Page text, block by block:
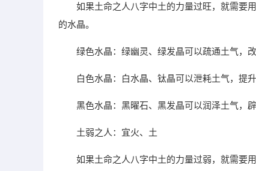
如果土命之人八字中土的力量过旺，就需要
的水晶。
绿色水晶：绿幽灵、绿发晶可以疏通土气，
白色水晶：白水晶、钛晶可以泄耗土气，提
黑色水晶：黑曜石、黑发晶可以润泽土气，
土弱之人：宜火、土
如果土命之人八字中土的力量过弱，就需要